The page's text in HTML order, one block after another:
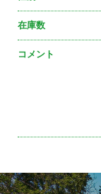
在庫数
コメント